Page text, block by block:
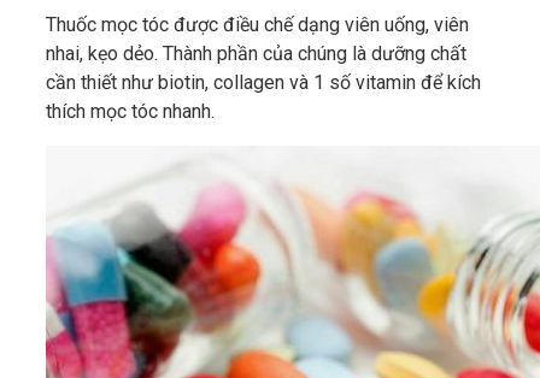
Thuốc mọc tóc được điều chế dạng viên uống, viên
nhai, kẹo dẻo. Thành phần của chúng là dưỡng chất
cần thiết như biotin, collagen và 1 số vitamin để kích
thích mọc tóc nhanh.